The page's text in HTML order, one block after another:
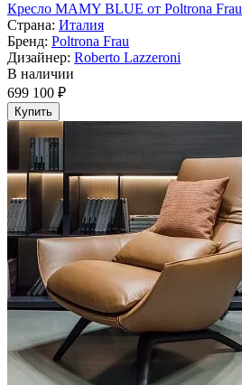
Кресло MAMY BLUE от Poltrona Frau
Страна: Италия
Бренд: Poltrona Frau
Дизайнер: Roberto Lazzeroni
В наличии
699 100 ₽
Купить